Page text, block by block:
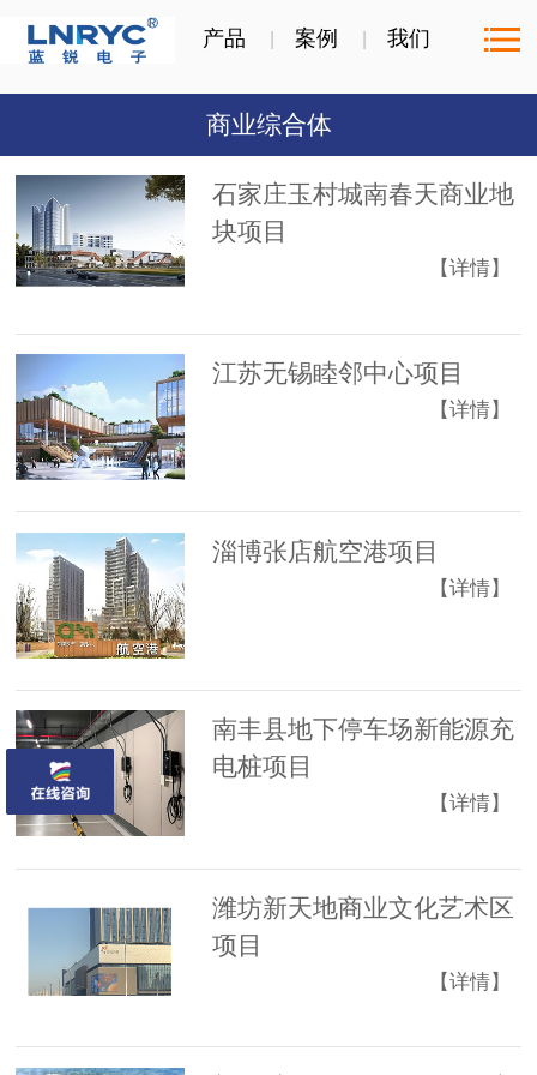
产品 案例 我们
商业综合体
石家庄玉村城南春天商业地
块项目
【详情】
江苏无锡睦邻中心项目
【详情】
淄博张店航空港项目
【详情】
南丰县地下停车场新能源充
电桩项目
【详情】
潍坊新天地商业文化艺术区
项目
【详情】